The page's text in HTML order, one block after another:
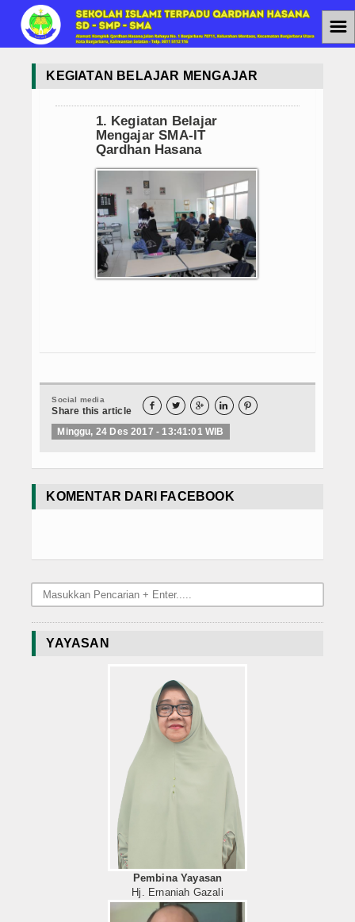
Home
PPDB SDIT
Foto & Video
Koleksi Video
Struktur Yayasan
Sejarah Yayasan
☰
KEGIATAN BELAJAR MENGAJAR
1. Kegiatan Belajar
Mengajar SMA-IT
Qardhan Hasana
Social media
Share this article     
Minggu, 24 Des 2017 - 13:41:01 WIB
KOMENTAR DARI FACEBOOK
YAYASAN
Pembina Yayasan
Hj. Ernaniah Gazali